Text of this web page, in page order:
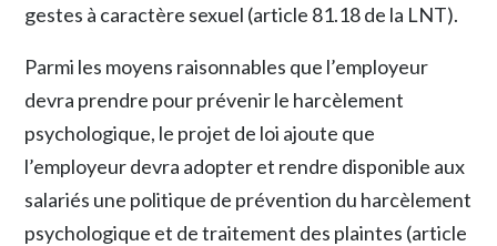
gestes à caractère sexuel (article 81.18 de la LNT).
Parmi les moyens raisonnables que l’employeur
devra prendre pour prévenir le harcèlement
psychologique, le projet de loi ajoute que
l’employeur devra adopter et rendre disponible aux
salariés une politique de prévention du harcèlement
psychologique et de traitement des plaintes (article